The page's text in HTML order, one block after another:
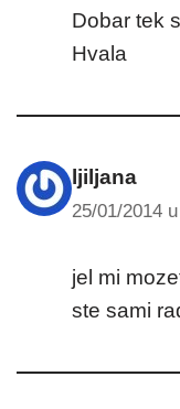
Dobar tek
Hvala
ljiljana
25/01/2014
jel mi
ste sami